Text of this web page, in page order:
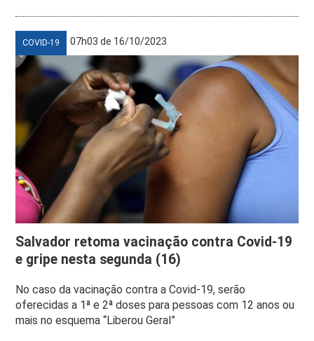
COVID-19 07h03 de 16/10/2023
Salvador retoma vacinação contra Covid-19
e gripe nesta segunda (16)
No caso da vacinação contra a Covid-19, serão
oferecidas a 1ª e 2ª doses para pessoas com 12 anos ou
mais no esquema “Liberou Geral”